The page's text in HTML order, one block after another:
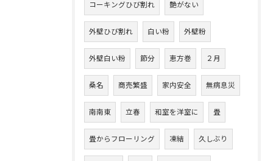
コーキングひび割れ 艶がない
外壁ひび割れ 白い粉 外壁粉
外壁白い粉 節分 恵方巻 ２月
桑名 商売繁盛 家内安全 無病息災
南南東 立春 和室を洋室に 畳
畳からフローリング 凍結 久しぶり